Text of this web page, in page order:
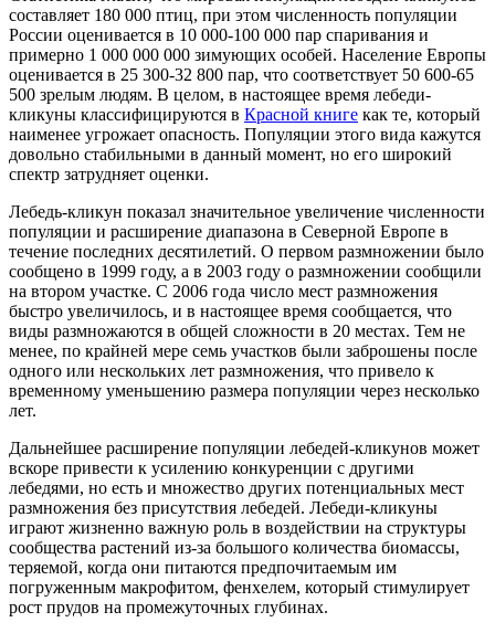
составляет 180 000 птиц, при этом численность популяции
России оценивается в 10 000-100 000 пар спаривания и
примерно 1 000 000 000 зимующих особей. Население Европы
оценивается в 25 300-32 800 пар, что соответствует 50 600-65
500 зрелым людям. В целом, в настоящее время лебеди-
кликуны классифицируются в Красной книге как те, который
наименее угрожает опасность. Популяции этого вида кажутся
довольно стабильными в данный момент, но его широкий
спектр затрудняет оценки.
Лебедь-кликун показал значительное увеличение численности
популяции и расширение диапазона в Северной Европе в
течение последних десятилетий. О первом размножении было
сообщено в 1999 году, а в 2003 году о размножении сообщили
на втором участке. С 2006 года число мест размножения
быстро увеличилось, и в настоящее время сообщается, что
виды размножаются в общей сложности в 20 местах. Тем не
менее, по крайней мере семь участков были заброшены после
одного или нескольких лет размножения, что привело к
временному уменьшению размера популяции через несколько
лет.
Дальнейшее расширение популяции лебедей-кликунов может
вскоре привести к усилению конкуренции с другими
лебедями, но есть и множество других потенциальных мест
размножения без присутствия лебедей. Лебеди-кликуны
играют жизненно важную роль в воздействии на структуры
сообщества растений из-за большого количества биомассы,
теряемой, когда они питаются предпочитаемым им
погруженным макрофитом, фенхелем, который стимулирует
рост прудов на промежуточных глубинах.